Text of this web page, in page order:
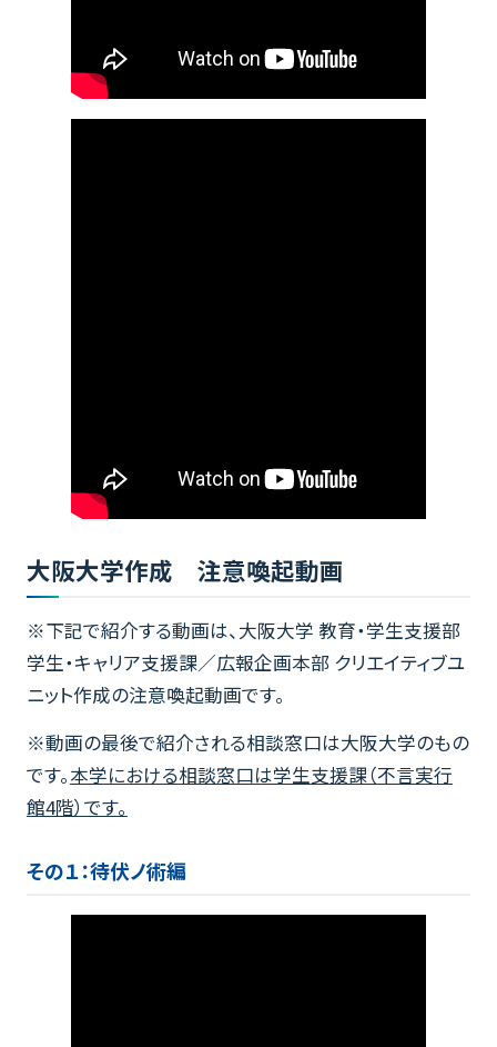
大阪大学作成 注意喚起動画
※下記で紹介する動画は、大阪大学 教育・学生支援部
学生・キャリア支援課／広報企画本部 クリエイティブユ
ニット作成の注意喚起動画です。
※動画の最後で紹介される相談窓口は大阪大学のもの
です。本学における相談窓口は学生支援課（不言実行
館4階）です。
その１：待伏ノ術編